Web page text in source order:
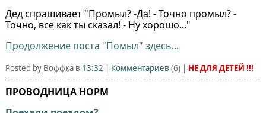
Дед спрашивает "Промыл? -Да! - Точно промыл? -
Точно, все как ты сказал! - Ну хорошо..."
Продолжение поста "Помыл" здесь...
Posted by Воффка в 13:32 | Комментариев (6) | НЕ ДЛЯ ДЕТЕЙ !!!
ПРОВОДНИЦА НОРМ